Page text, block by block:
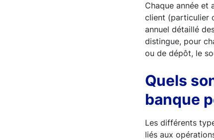
Chaque année et
client (particulier
annuel détaillé
distingue, pour
ou de dépôt, le
Quels
banque
Les différents
liés aux